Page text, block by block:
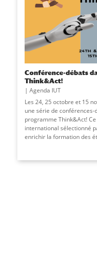
Conférence-débats
Think&Act!
Agenda IUT
Les 24, 25 octobre et 15
une série de
programme Think&Act!
international sélectionné
enrichir la formation des